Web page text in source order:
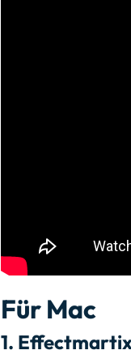
Für Mac
1.